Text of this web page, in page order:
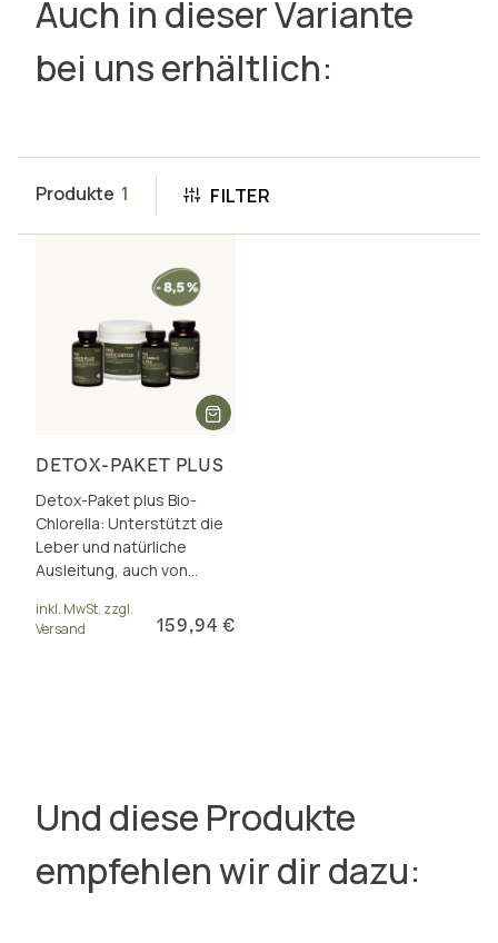
Auch in dieser Variante
bei uns erhältlich:
Produkte 1 FILTER
DETOX-PAKET PLUS
Detox-Paket plus Bio-
Chlorella: Unterstützt die
Leber und natürliche
Ausleitung, auch von
Quecksilber. Inkl.
Paketrabatt.
inkl. MwSt. zzgl.
Versand
159,94 €
Und diese Produkte
empfehlen wir dir dazu: